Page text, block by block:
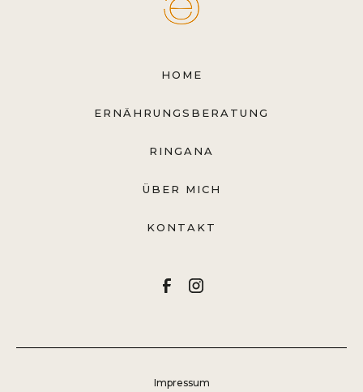
HOME
ERNÄHRUNGSBERATUNG
RINGANA
ÜBER MICH
KONTAKT
Impressum